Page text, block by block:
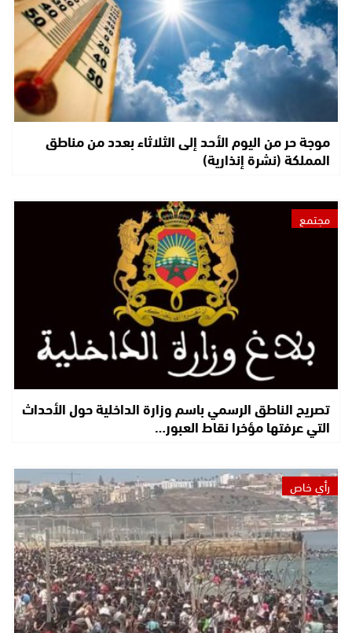
موجة حر من اليوم الأحد إلى الثلاثاء بعدد من مناطق
المملكة (نشرة إنذارية)
مجتمع
تصريح الناطق الرسمي باسم وزارة الداخلية حول الأحداث
التي عرفتها مؤخرا نقاط العبور…
رأي خاص